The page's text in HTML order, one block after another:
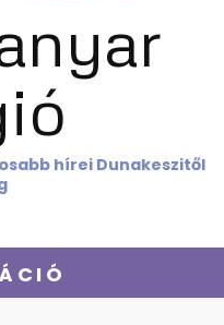
hírei Dunakeszitől